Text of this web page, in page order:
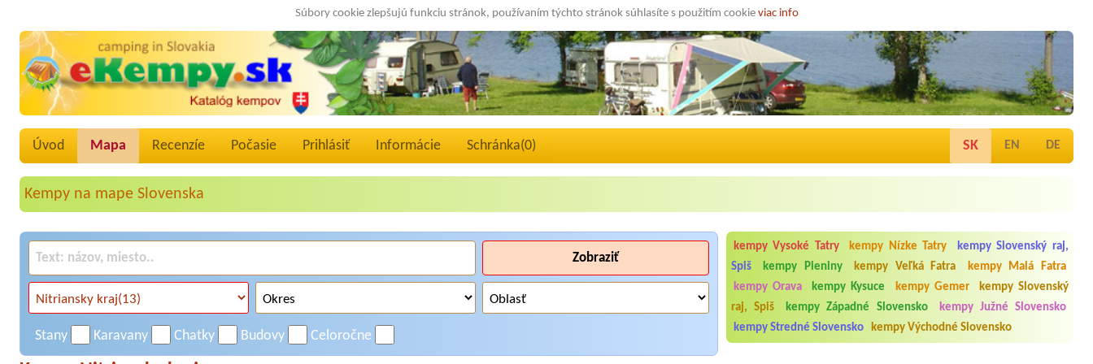
Súbory cookie zlepšujú funkciu stránok, používaním týchto stránok súhlasíte s použitím cookie viac info
Úvod Mapa Recenzíe Počasie Prihlásiť Informácie Schránka(0) SK EN DE
Kempy na mape Slovenska
Zobraziť
Stany Karavany Chatky Budovy Celoročne
kempy Vysoké Tatry kempy Nízke Tatry
kempy Slovenský raj,
Spiš
kempy Pieniny kempy Veľká Fatra
kempy Malá Fatra
kempy Orava
kempy Kysuce kempy Gemer
kempy Slovenský
raj, Spiš
kempy Západné Slovensko
kempy Južné Slovensko
kempy Stredné Slovensko
kempy Východné Slovensko